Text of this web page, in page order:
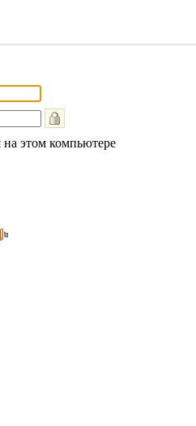
этом компьютере